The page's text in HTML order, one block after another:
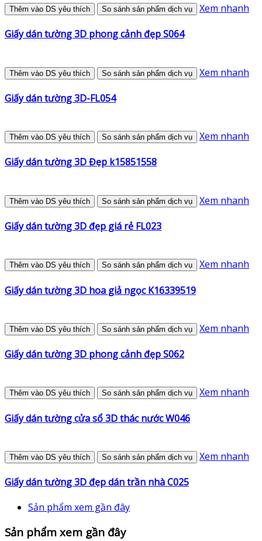
Thêm vào DS yêu thích So sánh sản phẩm dịch vụ Xem nhanh
Giấy dán tường 3D phong cảnh đẹp S064
Thêm vào DS yêu thích So sánh sản phẩm dịch vụ Xem nhanh
Giấy dán tường 3D-FL054
Thêm vào DS yêu thích So sánh sản phẩm dịch vụ Xem nhanh
Giấy dán tường 3D Đẹp k15851558
Thêm vào DS yêu thích So sánh sản phẩm dịch vụ Xem nhanh
Giấy dán tường 3D đẹp giá rẻ FL023
Thêm vào DS yêu thích So sánh sản phẩm dịch vụ Xem nhanh
Giấy dán tường 3D hoa giả ngọc K16339519
Thêm vào DS yêu thích So sánh sản phẩm dịch vụ Xem nhanh
Giấy dán tường 3D phong cảnh đẹp S062
Thêm vào DS yêu thích So sánh sản phẩm dịch vụ Xem nhanh
Giấy dán tường cửa sổ 3D thác nước W046
Thêm vào DS yêu thích So sánh sản phẩm dịch vụ Xem nhanh
Giấy dán tường 3D đẹp dán trần nhà C025
Sản phẩm xem gần đây
Sản phẩm xem gần đây